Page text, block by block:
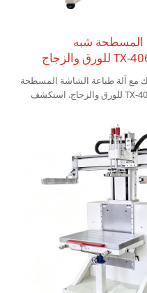
المسطحة شبه
مع آلة طباعة الشاشة المسطحة
شبه الأوتوماتيكية TX-4060ST للورق والزجاج. استكشف